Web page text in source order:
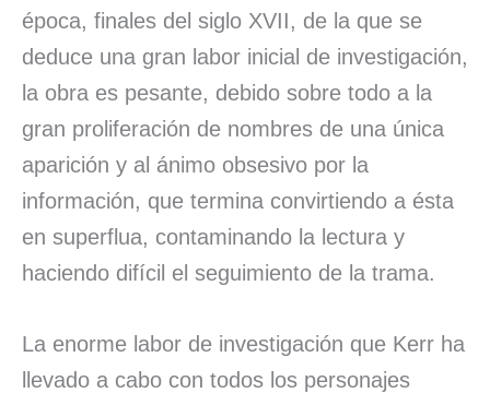
época, finales del siglo XVII, de la que se
deduce una gran labor inicial de investigación,
la obra es pesante, debido sobre todo a la
gran proliferación de nombres de una única
aparición y al ánimo obsesivo por la
información, que termina convirtiendo a ésta
en superflua, contaminando la lectura y
haciendo difícil el seguimiento de la trama.
La enorme labor de investigación que Kerr ha
llevado a cabo con todos los personajes